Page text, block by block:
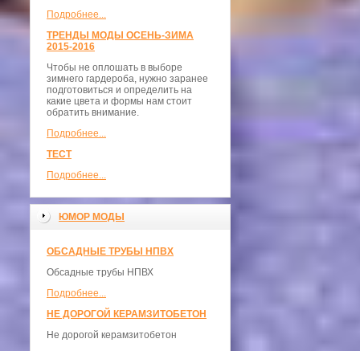
Подробнее...
ТРЕНДЫ МОДЫ ОСЕНЬ-ЗИМА
2015-2016
Чтобы не оплошать в выборе
зимнего гардероба, нужно заранее
подготовиться и определить на
какие цвета и формы нам стоит
обратить внимание.
Подробнее...
ТЕСТ
Подробнее...
ЮМОР МОДЫ
ОБСАДНЫЕ ТРУБЫ НПВХ
Обсадные трубы НПВХ
Подробнее...
НЕ ДОРОГОЙ КЕРАМЗИТОБЕТОН
Не дорогой керамзитобетон